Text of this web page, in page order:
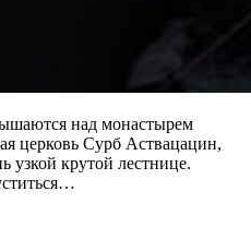
над монастырем
церковь Сурб Аствацацин,
узкой крутой лестнице.